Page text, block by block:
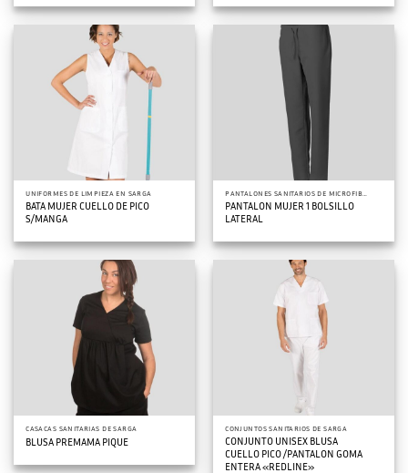
UNIFORMES DE LIMPIEZA EN SARGA
BATA MUJER CUELLO DE PICO
S/MANGA
PANTALONES SANITARIOS DE MICROFIBRA
PANTALON MUJER 1 BOLSILLO
LATERAL
CASACAS SANITARIAS DE SARGA
BLUSA PREMAMA PIQUE
CONJUNTOS SANITARIOS DE SARGA
CONJUNTO UNISEX BLUSA
CUELLO PICO /PANTALON GOMA
ENTERA «REDLINE»